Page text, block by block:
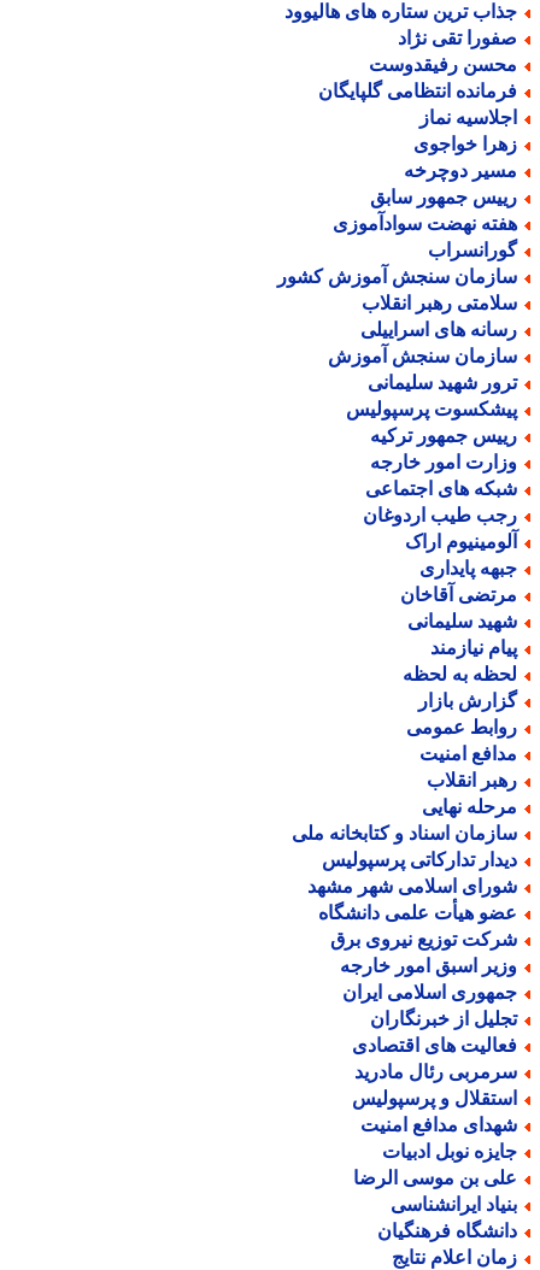
ترین ستاره های هالیوود
تقی نژاد
رفیقدوست
انتظامی گلپایگان
نماز
خواجوی
دوچرخه
جمهور سابق
نهضت سوادآموزی
سنجش آموزش کشور
رهبر انقلاب
های اسراییلی
سنجش آموزش
شهید سلیمانی
پرسپولیس
جمهور ترکیه
امور خارجه
های اجتماعی
طیب اردوغان
اراک
پایداری
آقاخان
سلیمانی
نیازمند
به لحظه
بازار
عمومی
امنیت
انقلاب
نهایی
اسناد و کتابخانه ملی
تدارکاتی پرسپولیس
اسلامی شهر مشهد
هیأت علمی دانشگاه
توزیع نیروی برق
اسبق امور خارجه
اسلامی ایران
از خبرنگاران
های اقتصادی
رئال مادرید
و پرسپولیس
مدافع امنیت
نوبل ادبیات
بن موسی الرضا
ایرانشناسی
فرهنگیان
اعلام نتایج